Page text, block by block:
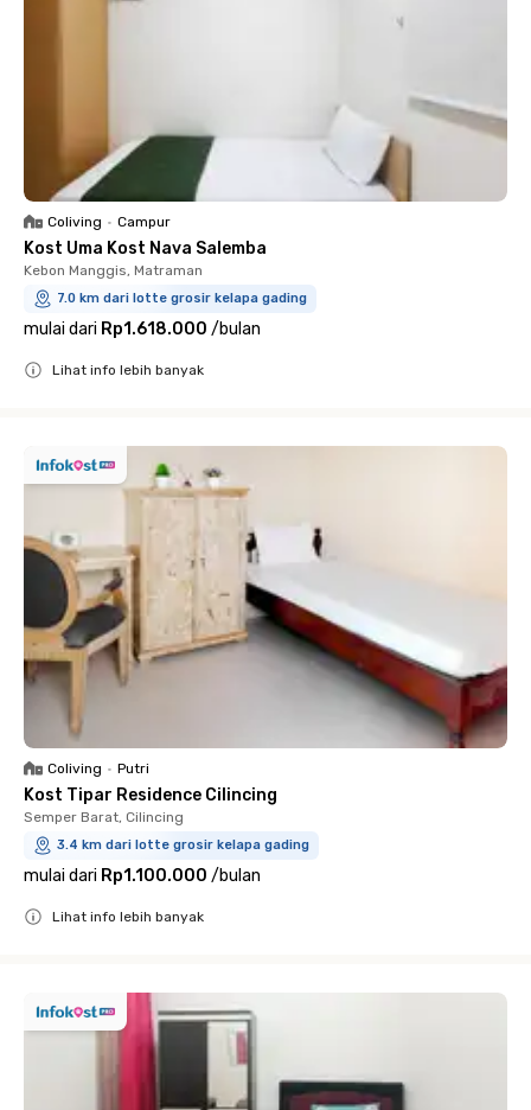
Coliving • Campur
Kost Uma Kost Nava Salemba
Kebon Manggis, Matraman
7.0 km dari lotte grosir kelapa gading
mulai dari Rp1.618.000 /bulan
Lihat info lebih banyak
Coliving • Putri
Kost Tipar Residence Cilincing
Semper Barat, Cilincing
3.4 km dari lotte grosir kelapa gading
mulai dari Rp1.100.000 /bulan
Lihat info lebih banyak